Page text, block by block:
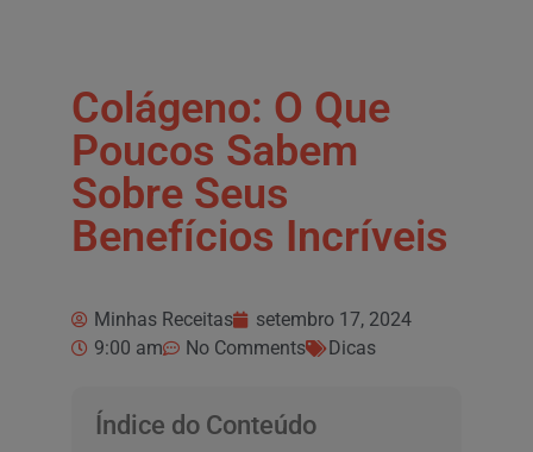
Colágeno: O Que
Poucos Sabem
Sobre Seus
Benefícios Incríveis
Minhas Receitas
setembro 17, 2024
9:00 am
No Comments Dicas
Índice do Conteúdo